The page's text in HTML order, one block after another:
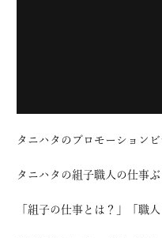
タニハタのプロモーション
タニハタの組子職人の仕事
「組子の仕事とは？」「職人